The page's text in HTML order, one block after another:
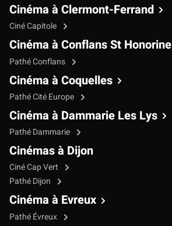
Cinéma à Clermont-Ferrand
Ciné Capitole
Cinéma à Conflans St Honorine
Pathé Conflans
Cinéma à Coquelles
Pathé Cité Europe
Cinéma à Dammarie Les Lys
Pathé Dammarie
Cinémas à Dijon
Ciné Cap Vert
Pathé Dijon
Cinéma à Evreux
Pathé Évreux